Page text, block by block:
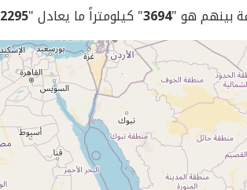
بينهم هو "3694" كيلومتراً ما يعادل "2295